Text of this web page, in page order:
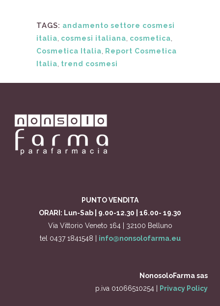
TAGS: andamento settore cosmesi
italia cosmesi italiana cosmetica
Cosmetica Italia
Report Cosmetica
Italia trend cosmesi
PUNTO VENDITA
ORARI: Lun-Sab | 9.00-12.30 | 16.00- 19.30
Via Vittorio Veneto 164 | 32100 Belluno
tel 0437 1841548 | info@nonsolofarma.eu
NonosoloFarma sas
p.iva 01066510254 |
Privacy Policy